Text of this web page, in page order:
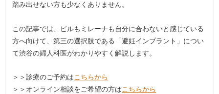
踏み出せない方も少なくありません。
この記事では、ピルもミレーナも自分に合わないと感じている
方へ向けて、第三の選択肢である「避妊インプラント」につい
て渋谷の婦人科医がわかりやすく解説します。
＞＞診療のご予約はこちらから
＞＞オンライン相談をご希望の方はこちらから